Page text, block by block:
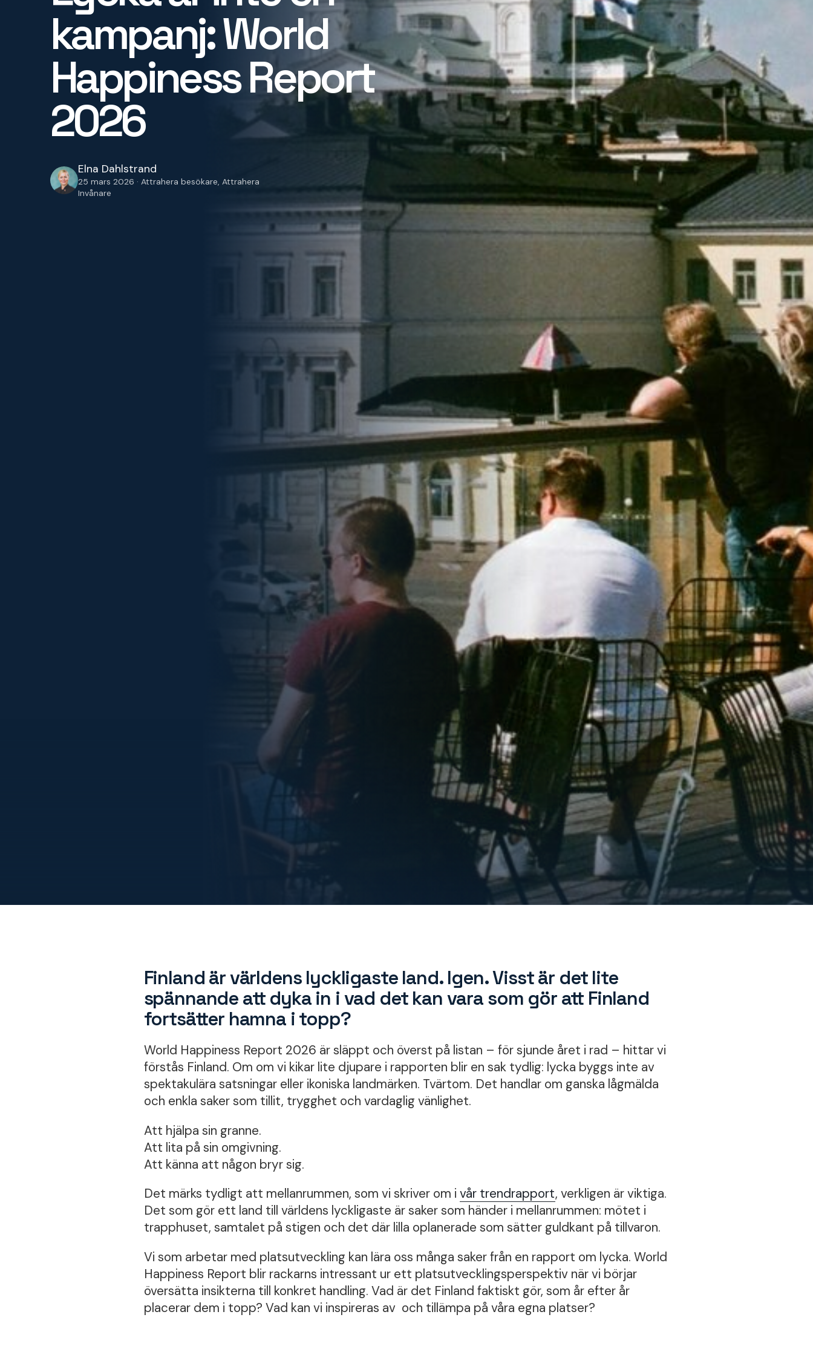
kampanj: World
Happiness Report
2026
Elna Dahlstrand
25 mars 2026 · Attrahera besökare, Attrahera
Invånare
Finland är världens lyckligaste land. Igen. Visst är det lite
spännande att dyka in i vad det kan vara som gör att Finland
fortsätter hamna i topp?
World Happiness Report 2026 är släppt och överst på listan – för sjunde året i rad – hittar vi
förstås Finland. Om om vi kikar lite djupare i rapporten blir en sak tydlig: lycka byggs inte av
spektakulära satsningar eller ikoniska landmärken. Tvärtom. Det handlar om ganska lågmälda
och enkla saker som tillit, trygghet och vardaglig vänlighet.
Att hjälpa sin granne.
Att lita på sin omgivning.
Att känna att någon bryr sig.
Det märks tydligt att mellanrummen, som vi skriver om i vår trendrapport, verkligen är viktiga.
Det som gör ett land till världens lyckligaste är saker som händer i mellanrummen: mötet i
trapphuset, samtalet på stigen och det där lilla oplanerade som sätter guldkant på tillvaron.
Vi som arbetar med platsutveckling kan lära oss många saker från en rapport om lycka. World
Happiness Report blir rackarns intressant ur ett platsutvecklingsperspektiv när vi börjar
översätta insikterna till konkret handling. Vad är det Finland faktiskt gör, som år efter år
placerar dem i topp? Vad kan vi inspireras av och tillämpa på våra egna platser?